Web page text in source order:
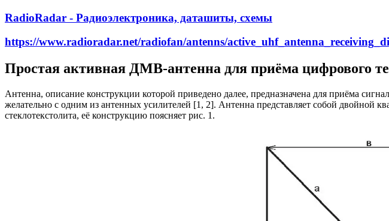
RadioRadar - Радиоэлектроника, даташиты, схемы
https://www.radioradar.net/radiofan/antenns/
Простая активная ДМВ-антенна для приёма цифрового
Антенна, описание конструкции которой приведено далее, предназначена для приёма
желательно с одним из антенных усилителей [1, 2]. Антенна представляет собой двойной
стеклотекстолита, её конструкцию поясняет рис. 1.